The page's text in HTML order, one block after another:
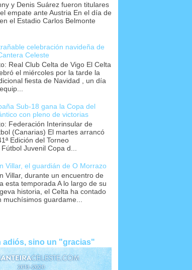
y Denis Suárez fueron titulares
empate ante Austria En el día de
el Estadio Carlos Belmonte
celebración navideña de
Celeste
Real Club Celta de Vigo El Celta
el miércoles por la tarde la
fiesta de Navidad , un día
Sub-18 gana la Copa del
con pleno de victorias
Federación Interinsular de
(Canarias) El martes arrancó
Edición del Torneo
Juvenil Copa d...
Villar, el guardián de O Morrazo
Villar, durante un encuentro de
esta temporada A lo largo de su
historia, el Celta ha contado
muchísimos guardame...
adiós, sino un "gracias"